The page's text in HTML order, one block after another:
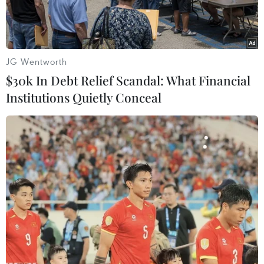
Thứ trưởng Ngoại giao Nga Mikhail Galuzin.(Nguồn: Reuters)
Việc Ukraine từ chối gia nhập Tổ chức Hiệp ước
Bắc Đại Tây Dương (NATO) và Liên minh châu
Âu (EU), trở lại trạng thái trung lập là một trong
những điều kiện để đạt được hòa bình.
Trên đây là khẳng định của Thứ trưởng Ngoại
JG Wentworth
$30k In Debt Relief Scandal: What Financial
Institutions Quietly Conceal